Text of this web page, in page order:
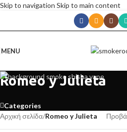
Skip to navigation Skip to main content
MENU
Romeo y Julieta
Categories
Αρχική σελίδα/Romeo y Julieta